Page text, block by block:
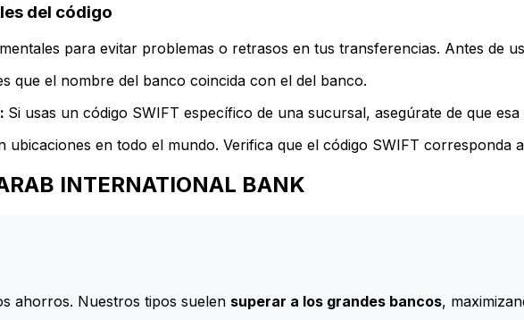
del código
para evitar problemas o retrasos en tus transferencias. Antes de
que el nombre del banco coincida con el del banco.
Si usas un código SWIFT específico de una sucursal, asegúrate de que
ubicaciones en todo el mundo. Verifica que el código SWIFT corresponda
INTERNATIONAL BANK
ahorros. Nuestros tipos suelen superar a los grandes bancos,